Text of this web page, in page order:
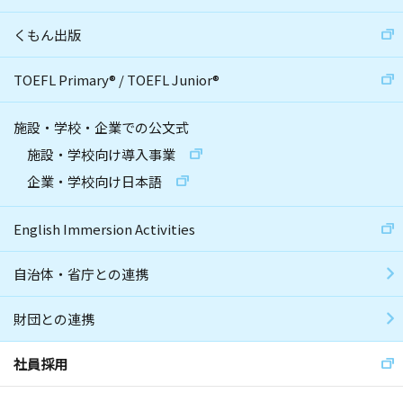
くもん出版
TOEFL Primary® /TOEFL Junior®
施設・学校・企業での公文式
施設・学校向け導入事業
企業・学校向け日本語
English Immersion Activities
自治体・省庁との連携
財団との連携
社員採用